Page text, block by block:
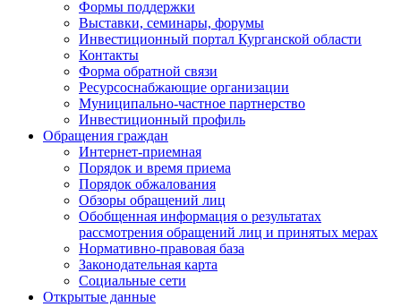
Формы поддержки
Выставки, семинары, форумы
Инвестиционный портал Курганской области
Контакты
Форма обратной связи
Ресурсоснабжающие организации
Муниципально-частное партнерство
Инвестиционный профиль
Обращения граждан
Интернет-приемная
Порядок и время приема
Порядок обжалования
Обзоры обращений лиц
Обобщенная информация о результатах
рассмотрения обращений лиц и принятых мерах
Нормативно-правовая база
Законодательная карта
Социальные сети
Открытые данные